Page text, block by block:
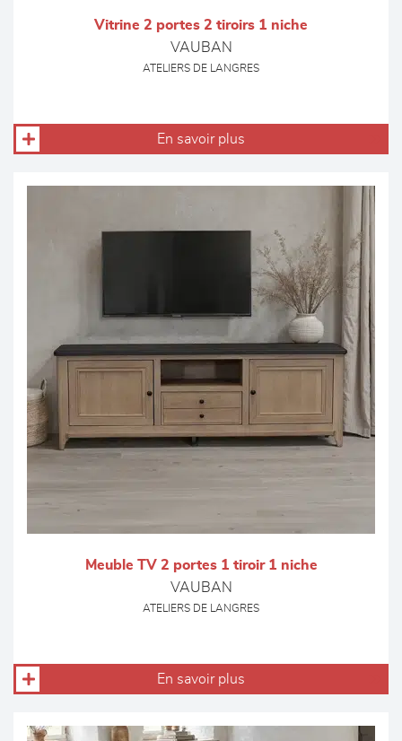
Vitrine 2 portes 2 tiroirs 1 niche
VAUBAN
ATELIERS DE LANGRES
En savoir plus
Meuble TV 2 portes 1 tiroir 1 niche
VAUBAN
ATELIERS DE LANGRES
En savoir plus